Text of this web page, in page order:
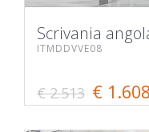
Scrivania
ITMDDVVE08
€ 2.513 € 1.608